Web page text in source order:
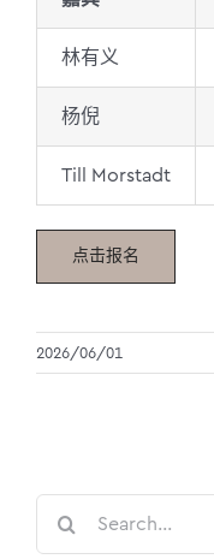
林有义
杨倪
Till Morstadt
点击报名
2026/06/01